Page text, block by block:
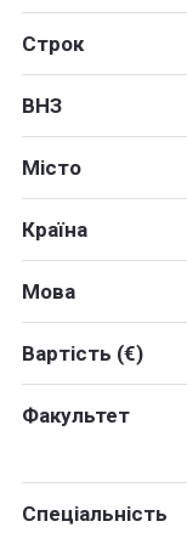
Строк
ВНЗ
Місто
Країна
Мова
Вартість (€)
Факультет
Спеціальність